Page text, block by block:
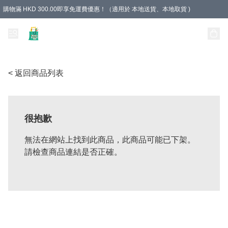
購物滿 HKD 300.00即享免運費優惠！（適用於 本地送貨、本地取貨 )
< 返回商品列表
很抱歉
無法在網站上找到此商品，此商品可能已下架。
請檢查商品連結是否正確。